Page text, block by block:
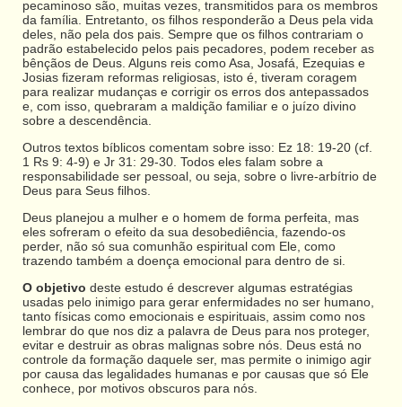
pecaminoso são, muitas vezes, transmitidos para os membros
da família. Entretanto, os filhos responderão a Deus pela vida
deles, não pela dos pais. Sempre que os filhos contrariam o
padrão estabelecido pelos pais pecadores, podem receber as
bênçãos de Deus. Alguns reis como Asa, Josafá, Ezequias e
Josias fizeram reformas religiosas, isto é, tiveram coragem
para realizar mudanças e corrigir os erros dos antepassados
e, com isso, quebraram a maldição familiar e o juízo divino
sobre a descendência.
Outros textos bíblicos comentam sobre isso: Ez 18: 19-20 (cf.
1 Rs 9: 4-9) e Jr 31: 29-30. Todos eles falam sobre a
responsabilidade ser pessoal, ou seja, sobre o livre-arbítrio de
Deus para Seus filhos.
Deus planejou a mulher e o homem de forma perfeita, mas
eles sofreram o efeito da sua desobediência, fazendo-os
perder, não só sua comunhão espiritual com Ele, como
trazendo também a doença emocional para dentro de si.
O objetivo deste estudo é descrever algumas estratégias
usadas pelo inimigo para gerar enfermidades no ser humano,
tanto físicas como emocionais e espirituais, assim como nos
lembrar do que nos diz a palavra de Deus para nos proteger,
evitar e destruir as obras malignas sobre nós. Deus está no
controle da formação daquele ser, mas permite o inimigo agir
por causa das legalidades humanas e por causas que só Ele
conhece, por motivos obscuros para nós.